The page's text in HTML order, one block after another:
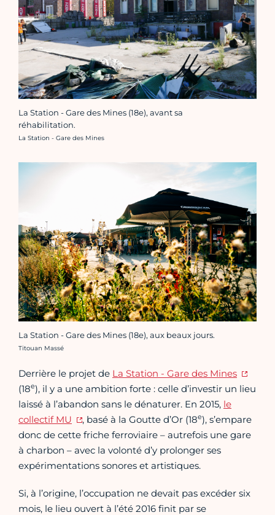
La Station - Gare des Mines (18e), avant sa
réhabilitation.
Crédit photo :
La Station - Gare des Mines
La Station - Gare des Mines (18e), aux beaux jours.
Crédit photo :
Titouan Massé
Derrière le projet de La Station - Gare des Mines
(18e), il y a une ambition forte : celle d’investir un lieu
laissé à l’abandon sans le dénaturer. En 2015, le
collectif MU
, basé à la Goutte d’Or (18e), s’empare
donc de cette friche ferroviaire – autrefois une gare
à charbon – avec la volonté d’y prolonger ses
expérimentations sonores et artistiques.
Si, à l’origine, l’occupation ne devait pas excéder six
mois, le lieu ouvert à l’été 2016 finit par se